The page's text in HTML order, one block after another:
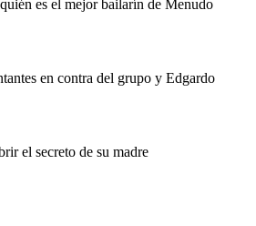
es el mejor bailarín de Menudo
en contra del grupo y Edgardo
el secreto de su madre